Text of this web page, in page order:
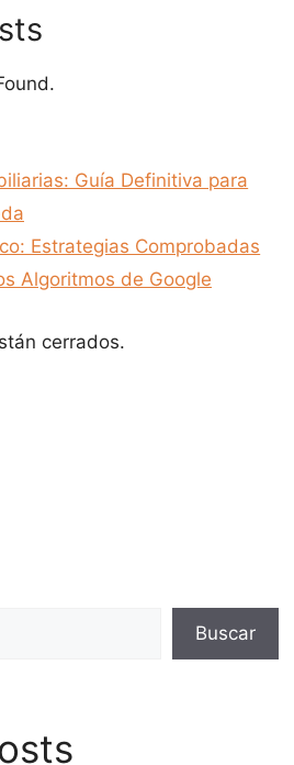
Guía Definitiva para
Estrategias Comprobadas
Algoritmos de Google
cerrados.
Buscar